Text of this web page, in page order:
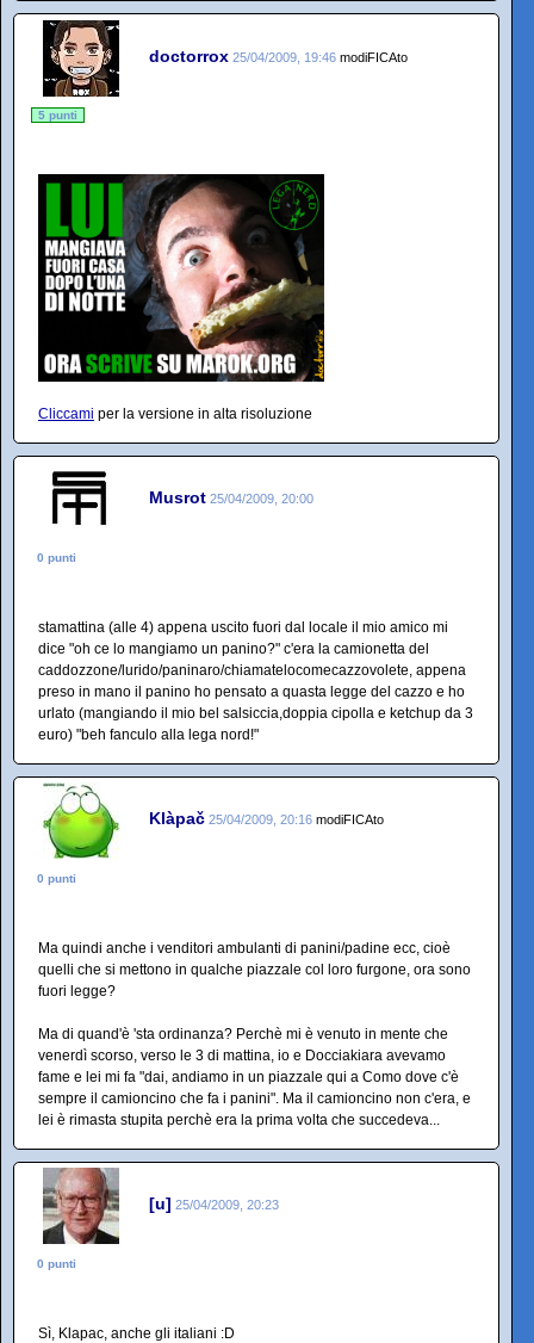
doctorrox 25/04/2009, 19:46 modiFICAto
5 punti
Cliccami per la versione in alta risoluzione
Musrot 25/04/2009, 20:00
0 punti
stamattina (alle 4) appena uscito fuori dal locale il mio amico mi
dice "oh ce lo mangiamo un panino?" c'era la camionetta del
caddozzone/lurido/paninaro/chiamatelocomecazzovolete, appena
preso in mano il panino ho pensato a quasta legge del cazzo e ho
urlato (mangiando il mio bel salsiccia,doppia cipolla e ketchup da 3
euro) "beh fanculo alla lega nord!"
Klàpač 25/04/2009, 20:16 modiFICAto
0 punti
Ma quindi anche i venditori ambulanti di panini/padine ecc, cioè
quelli che si mettono in qualche piazzale col loro furgone, ora sono
fuori legge?
Ma di quand'è 'sta ordinanza? Perchè mi è venuto in mente che
venerdì scorso, verso le 3 di mattina, io e Docciakiara avevamo
fame e lei mi fa "dai, andiamo in un piazzale qui a Como dove c'è
sempre il camioncino che fa i panini". Ma il camioncino non c'era, e
lei è rimasta stupita perchè era la prima volta che succedeva...
[u] 25/04/2009, 20:23
0 punti
Sì, Klapac, anche gli italiani :D